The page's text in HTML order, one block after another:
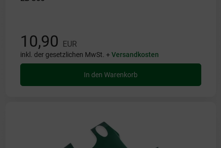
10,90 EUR
inkl. der gesetzlichen MwSt. +Versandkosten
In den Warenkorb